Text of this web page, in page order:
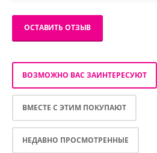
ОСТАВИТЬ ОТЗЫВ
ВОЗМОЖНО ВАС ЗАИНТЕРЕСУЮТ
ВМЕСТЕ С ЭТИМ ПОКУПАЮТ
НЕДАВНО ПРОСМОТРЕННЫЕ